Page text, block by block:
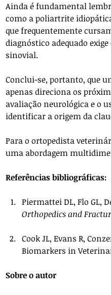
Ainda é fundamental
como a poliartrite
que frequentemente
diagnóstico adequado
sinovial.
Conclui-se, portanto, que
apenas direciona os
avaliação neurológica e o
identificar a origem da
Para o ortopedista
uma abordagem
Referências bibliográficas:
Piermattei DL, Flo GL,
Orthopedics and
Cook JL, Evans R,
Biomarkers in
Sobre o autor